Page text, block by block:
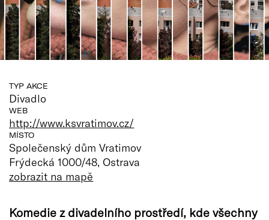
TYP AKCE
Divadlo
WEB
http://www.ksvratimov.cz/
MÍSTO
Společenský dům Vratimov
Frýdecká 1000/48, Ostrava
zobrazit na mapě
Komedie z divadelního prostředí, kde všechny